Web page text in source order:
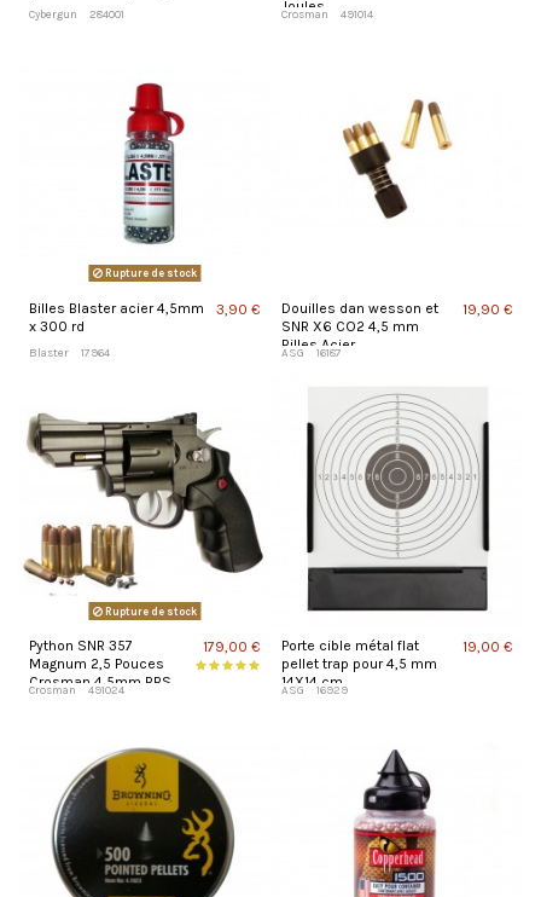
Cybergun 284001
Joules
Crosman 491014
Rupture de stock
Billes Blaster acier 4,5mm
x 300 rd
Blaster 17964
3,90 €
Douilles dan wesson et
SNR X6 CO2 4,5 mm
Billes Acier
ASG 16187
19,90 €
Rupture de stock
Python SNR 357
Magnum 2,5 Pouces
Crosman 4,5mm BBS
Crosman 491024
179,00 €
Porte cible métal flat
pellet trap pour 4,5 mm
14X14 cm
ASG 16929
19,00 €